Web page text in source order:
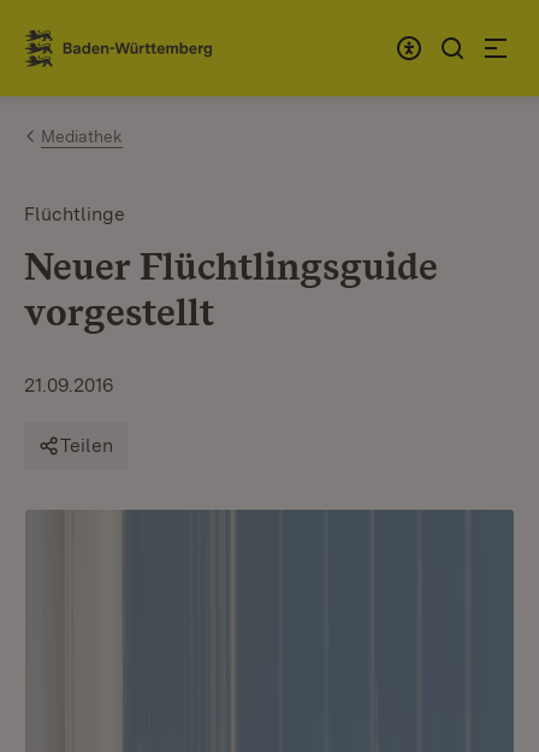
Zum Inhalt springen
Link zur Startseite
Mediathek
Flüchtlinge
Neuer Flüchtlingsguide
vorgestellt
21.09.2016
Teilen